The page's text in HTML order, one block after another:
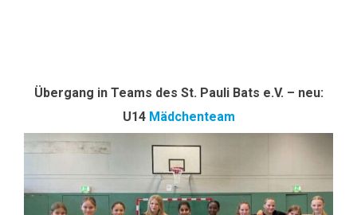
Übergang in Teams des St. Pauli Bats e.V. – neu:
U14 Mädchenteam